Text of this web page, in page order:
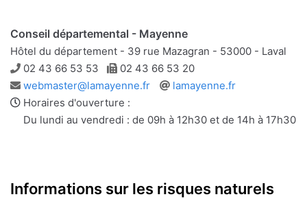
Conseil départemental - Mayenne
Hôtel du département - 39 rue Mazagran - 53000 - Laval
Téléphone
02 43 66 53 53 Télécopie
02 43 66 53 20
Adresse
e-
mail
webmaster@lamayenne.fr
Site
lamayenne.fr
Horaires d'ouverture :
Du lundi au vendredi : de 09h à 12h30 et de 14h à 17h30
Informations sur les risques naturels